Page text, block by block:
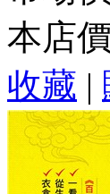
本店價
收藏 |